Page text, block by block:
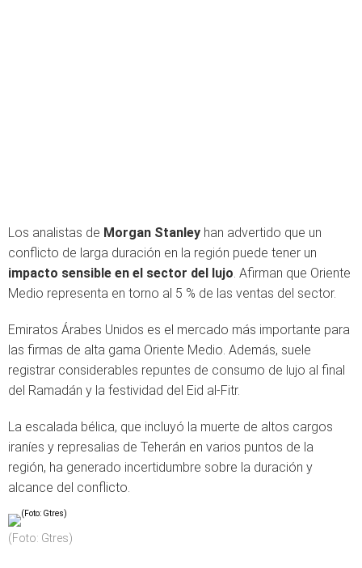
Los analistas de Morgan Stanley han advertido que un
conflicto de larga duración en la región puede tener un
impacto sensible en el sector del lujo. Afirman que Oriente
Medio representa en torno al 5 % de las ventas del sector.
Emiratos Árabes Unidos es el mercado más importante para
las firmas de alta gama Oriente Medio. Además, suele
registrar considerables repuntes de consumo de lujo al final
del Ramadán y la festividad del Eid al-Fitr.
La escalada bélica, que incluyó la muerte de altos cargos
iraníes y represalias de Teherán en varios puntos de la
región, ha generado incertidumbre sobre la duración y
alcance del conflicto.
(Foto: Gtres)